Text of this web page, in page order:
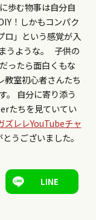
歩む物事は自分自
！しかもコンパク
」という感覚が入
うような。 子供の
ったら面白くもな
室初心者さんたち
。 自分に寄り添う
たちを見ていてい
ズレレYouTubeチャ
うございました。
LINE